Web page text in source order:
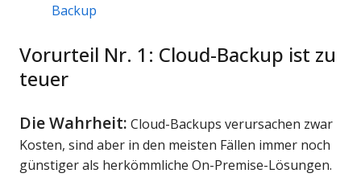
Backup
Vorurteil Nr. 1: Cloud-Backup ist zu
teuer
Die Wahrheit: Cloud-Backups verursachen zwar
Kosten, sind aber in den meisten Fällen immer noch
günstiger als herkömmliche On-Premise-Lösungen.